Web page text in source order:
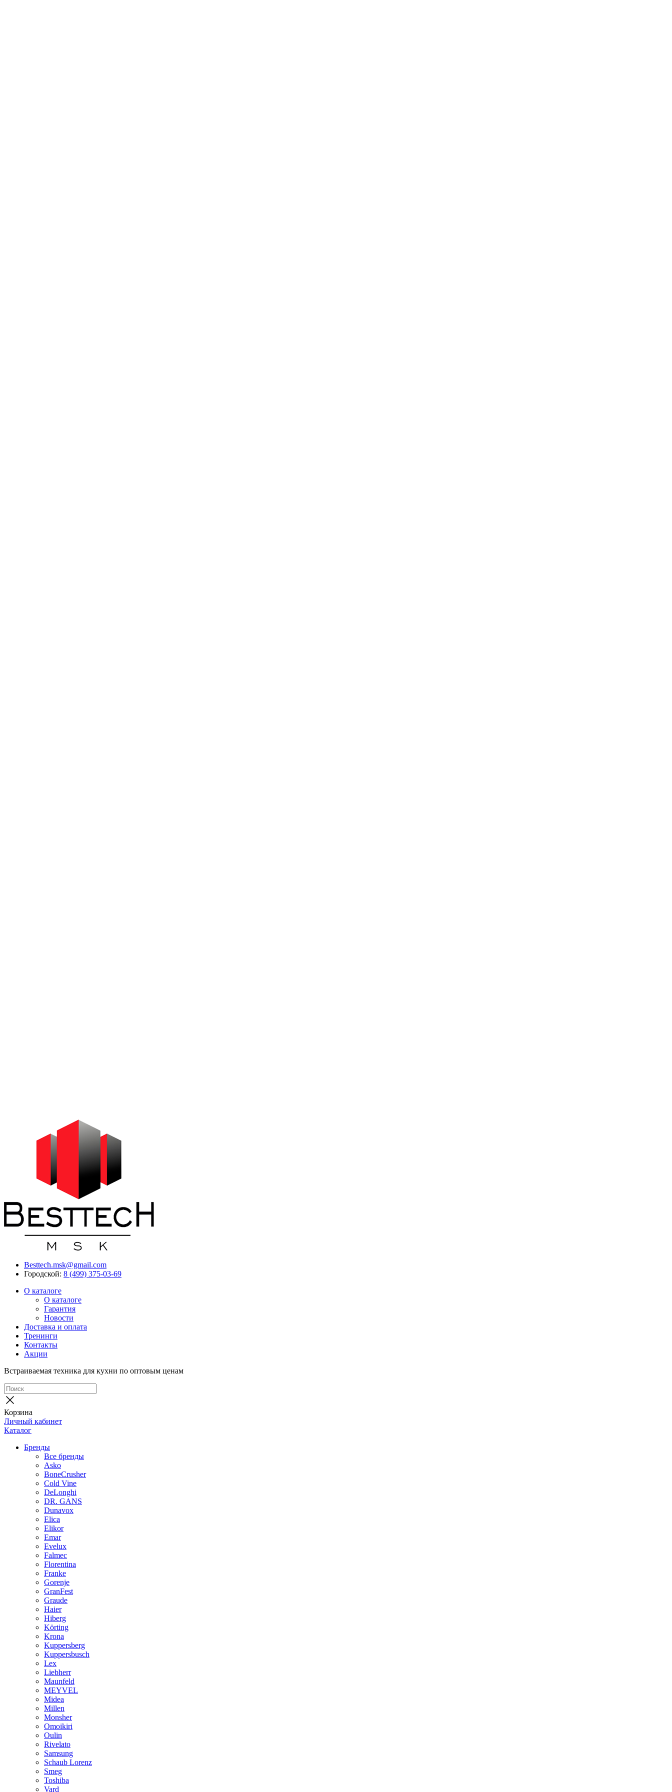
Besttech.msk@gmail.com
Городской: 8 (499) 375-03-69
О каталоге
О каталоге
Гарантия
Новости
Доставка и оплата
Тренинги
Контакты
Акции
Встраиваемая техника для кухни по оптовым ценам
Корзина
Личный кабинет
Каталог
Бренды
Все бренды
Asko
BoneCrusher
Cold Vine
DeLonghi
DR. GANS
Dunavox
Elica
Elikor
Emar
Evelux
Falmec
Florentina
Franke
Gorenje
GranFest
Graude
Haier
Hiberg
Körting
Krona
Kuppersberg
Kuppersbusch
Lex
Liebherr
Maunfeld
MEYVEL
Midea
Millen
Monsher
Omoikiri
Oulin
Rivelato
Samsung
Schaub Lorenz
Smeg
Toshiba
Vard